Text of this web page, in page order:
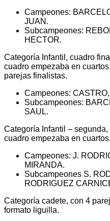
Campeones:
JUAN.
Subcampeones:
HECTOR.
Categoría Infantil, cuadro
cuadro empezaba en
parejas finalistas.
Campeones:
Subcampeones:
SAUL.
Categoría Infantil –
cuadro empezaba en cuartos,
Campeones: J.
MIRANDA.
Subcampeones S.
RODRIGUEZ
Categoría cadete, con 4
formato liguilla.